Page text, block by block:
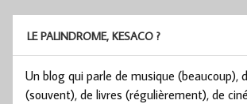
LE PALINDROME, KESACO ?
Un blog qui parle de musique (beaucoup),
(souvent), de livres (régulièrement), de